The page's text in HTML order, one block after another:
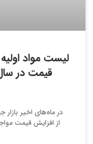
لیست مواد
در ماه‌های اخیر
از افزایش قیمت